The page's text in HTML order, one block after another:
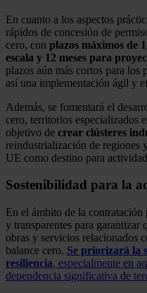
En cuanto a los aspectos
rápidos de concesión de
cero, con plazos máximos de
escala y 12 meses para
plazos aún más cortos para los
así una implementación ágil y
Además, se fomentará el
cero, territorios especializados
objetivo de crear clústeres
reindustrialización de regiones
UE como destino para
Sostenibilidad para la
En el ámbito de la contratación
y transparentes para garantizar
obras y servicios relacionados
balance cero. Se priorizará la
resiliencia, especialmente en
dependencia significativa de